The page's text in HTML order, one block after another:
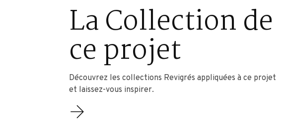
La Collection de
ce projet
Découvrez les collections Revigrés appliquées à ce projet
et laissez-vous inspirer.